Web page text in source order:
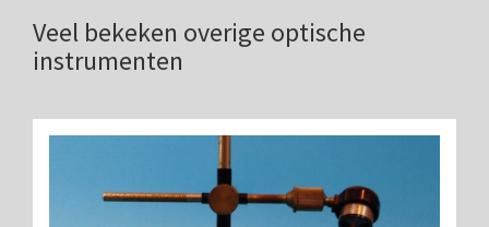
OIP Gand
Rathenower Optische Werke (ROW)
Reichert
Zeiss
Veel bekeken overige optische
instrumenten